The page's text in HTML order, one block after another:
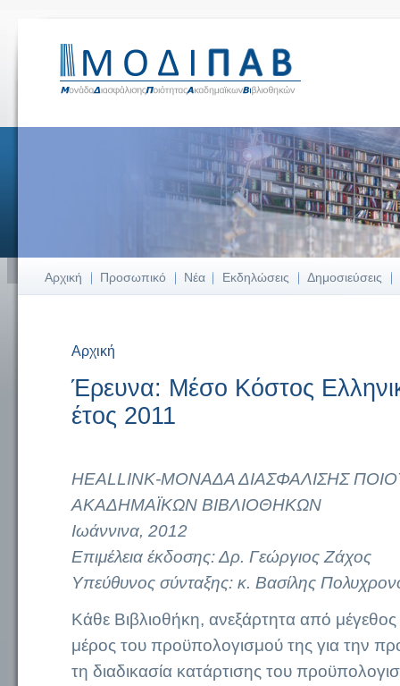
Αρχική Προσωπικό Νέα Εκδηλώσεις Δημοσιεύσεις
Είστε εδώ
Αρχική
Έρευνα: Μέσο Κόστος
έτος 2011
HEALLINK-ΜΟΝΑΔΑ ΔΙΑΣΦΑΛΙΣΗΣ
ΑΚΑΔΗΜΑΪΚΩΝ ΒΙΒΛΙΟΘΗΚΩΝ
Ιωάννινα, 2012
Επιμέλεια έκδοσης: Δρ. Γεώργιος Ζάχος
Υπεύθυνoς σύνταξης: κ. Βασίλης
Κάθε Βιβλιοθήκη, ανεξάρτητα από μέγεθος
μέρος του προϋπολογισμού της για την
τη διαδικασία κατάρτισης του